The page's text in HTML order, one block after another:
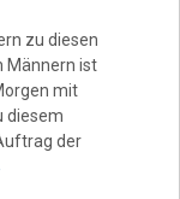
zu diesen
Männern ist
mit
diesem
der